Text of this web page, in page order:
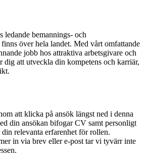
ledande bemannings- och
över hela landet. Med vårt omfattande
jobb hos attraktiva arbetsgivare och
dig att utveckla din kompetens och karriär,
att klicka på ansök längst ned i denna
din ansökan bifogar CV samt personligt
relevanta erfarenhet för rollen.
in via brev eller e-post tar vi tyvärr inte